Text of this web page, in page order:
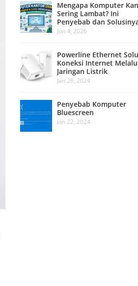
Mengapa Komputer
Sering Lambat? Ini
Penyebab dan
Jun 4, 2026
Powerline Ethernet
Koneksi Internet
Jaringan Listrik
Jan 26, 2024
Penyebab Komputer
Bluescreen
Jan 22, 2024